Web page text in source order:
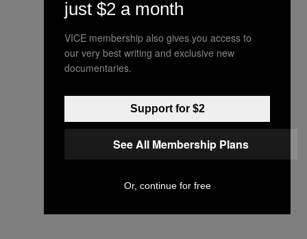
just $2 a month
VICE membership also gives you access to
our very best writing and exclusive new
documentaries.
Support for $2
See All Membership Plans
Or, continue for free